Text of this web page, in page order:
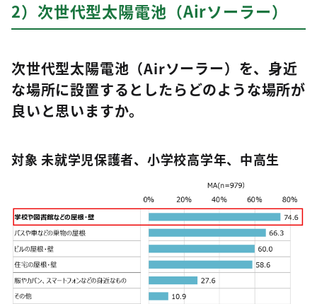
2）次世代型太陽電池（Airソーラー）
次世代型太陽電池（Airソーラー）を、身近
な場所に設置するとしたらどのような場所が
良いと思いますか。
対象 未就学児保護者、小学校高学年、中高生